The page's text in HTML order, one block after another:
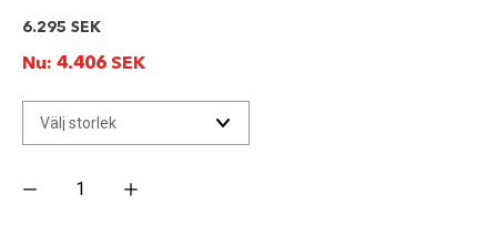
6.295 SEK
Nu: 4.406 SEK
CX